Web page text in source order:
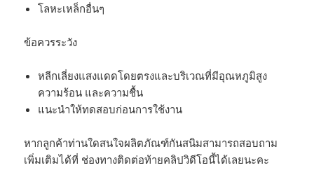
โลหะเหล็กอื่นๆ
ข้อควรระวัง
หลีกเลี่ยงแสงแดดโดยตรงและบริเวณที่มีอุณหภูมิสูง
ความร้อน และความชื้น
แนะนำให้ทดสอบก่อนการใช้งาน
หากลูกค้าท่านใดสนใจผลิตภัณฑ์กันสนิมสามารถสอบถาม
เพิ่มเติมได้ที่ ช่องทางติดต่อท้ายคลิปวิดีโอนี้ได้เลยนะคะ